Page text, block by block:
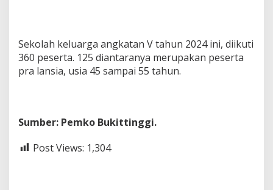
Sekolah keluarga angkatan V tahun 2024 ini, diikuti
360 peserta. 125 diantaranya merupakan peserta
pra lansia, usia 45 sampai 55 tahun.
Sumber: Pemko Bukittinggi.
Post Views: 1,304